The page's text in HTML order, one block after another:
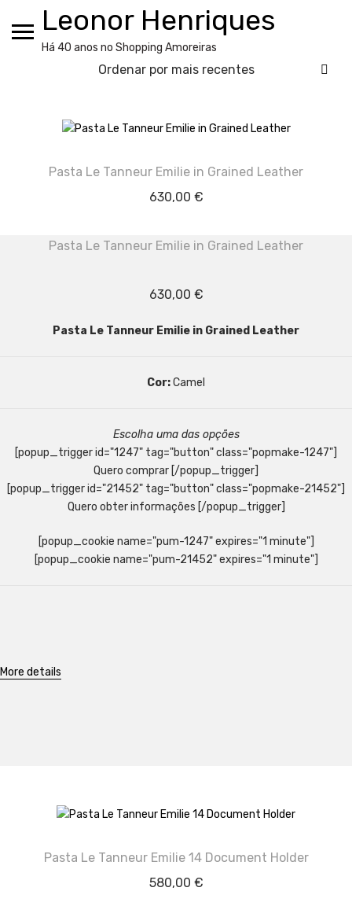
Leonor Henriques
Há 40 anos no Shopping Amoreiras
Pasta Le Tanneur Emilie in Grained Leather
630,00 €
Pasta Le Tanneur Emilie in Grained Leather
630,00 €
Pasta Le Tanneur Emilie in Grained Leather
Cor:Camel
Escolha uma das opções
[popup_trigger id="1247" tag="button" class="popmake-1247"]
Quero comprar [/popup_trigger]
[popup_trigger id="21452" tag="button" class="popmake-21452"]
Quero obter informações [/popup_trigger]
[popup_cookie name="pum-1247" expires="1 minute"]
[popup_cookie name="pum-21452" expires="1 minute"]
More details
Pasta Le Tanneur Emilie 14 Document Holder
580,00 €